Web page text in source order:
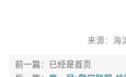
来源：海
前一篇：已经是首页